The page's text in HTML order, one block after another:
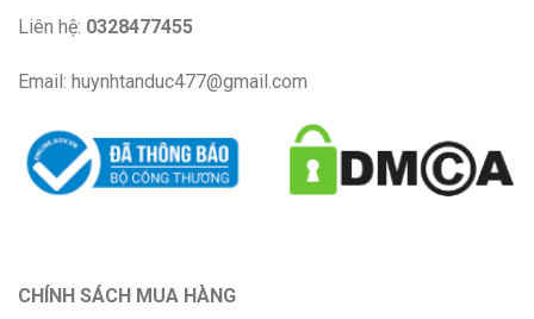
Liên hệ: 0328477455
Email: huynhtanduc477@gmail.com
CHÍNH SÁCH MUA HÀNG